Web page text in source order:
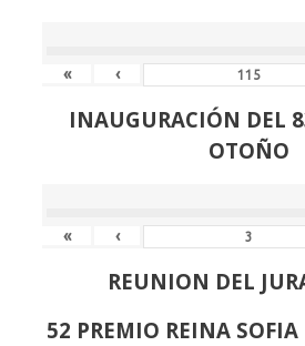
« ‹
INAUGURACIÓN DEL
OTOÑO
« ‹
REUNION DEL
52 PREMIO REINA